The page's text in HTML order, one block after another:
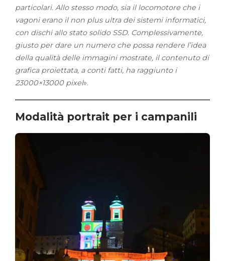
particolari. Allo stesso modo, sia il locomotore che i
vagoni erano il non plus ultra dei sistemi informatici,
con dischi allo stato solido SSD. Complessivamente,
giusto per dare un numero che possa rendere l’idea
della qualità delle immagini mostrate, il contenuto di
grafica proiettata, a conti fatti, ha raggiunto i
23000×13000 pixel».
Modalità portrait per i campanili